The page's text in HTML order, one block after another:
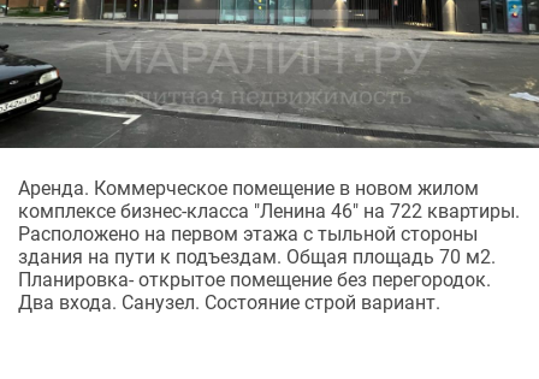
Аренда. Коммерческое помещение в новом жилом
комплексе бизнес-класса "Ленина 46" на 722 квартиры.
Расположено на первом этажа с тыльной стороны
здания на пути к подъездам. Общая площадь 70 м2.
Планировка- открытое помещение без перегородок.
Два входа. Санузел. Состояние строй вариант.